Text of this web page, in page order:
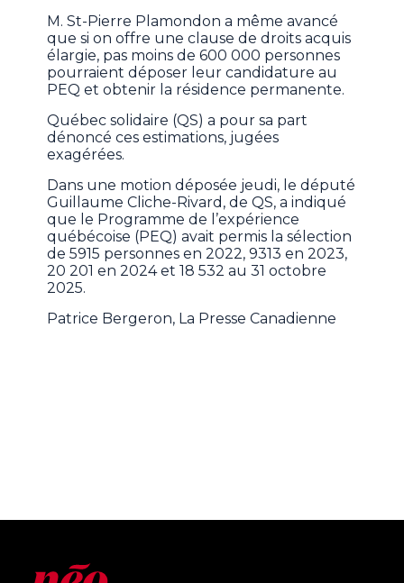
M. St-Pierre Plamondon a même avancé
que si on offre une clause de droits acquis
élargie, pas moins de 600 000 personnes
pourraient déposer leur candidature au
PEQ et obtenir la résidence permanente.
Québec solidaire (QS) a pour sa part
dénoncé ces estimations, jugées
exagérées.
Dans une motion déposée jeudi, le député
Guillaume Cliche-Rivard, de QS, a indiqué
que le Programme de l’expérience
québécoise (PEQ) avait permis la sélection
de 5915 personnes en 2022, 9313 en 2023,
20 201 en 2024 et 18 532 au 31 octobre
2025.
Patrice Bergeron, La Presse Canadienne